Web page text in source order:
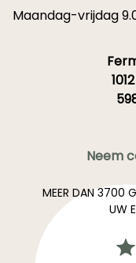
Maandag-vrijdag
Neem
MEER DAN 3700
UW